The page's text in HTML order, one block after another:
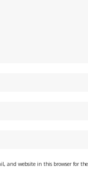
and website in this browser for